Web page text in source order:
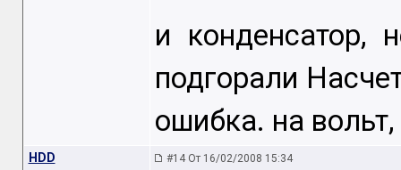
и конденсатор,
подгорали
ошибка. на
HDD #14 От 16/02/2008 15:34